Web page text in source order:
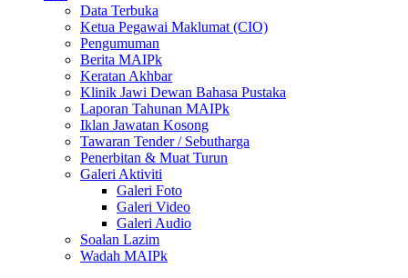
Data Terbuka
Ketua Pegawai Maklumat (CIO)
Pengumuman
Berita MAIPk
Keratan Akhbar
Klinik Jawi Dewan Bahasa Pustaka
Laporan Tahunan MAIPk
Iklan Jawatan Kosong
Tawaran Tender / Sebutharga
Penerbitan & Muat Turun
Galeri Aktiviti
Galeri Foto
Galeri Video
Galeri Audio
Soalan Lazim
Wadah MAIPk